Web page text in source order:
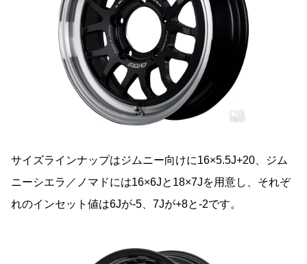
サイズラインナップはジムニー向けに16×5.5J+20、ジム
ニーシエラ／ノマドには16×6Jと18×7Jを用意し、それぞ
れのインセット値は6Jが-5、7Jが+8と-2です。